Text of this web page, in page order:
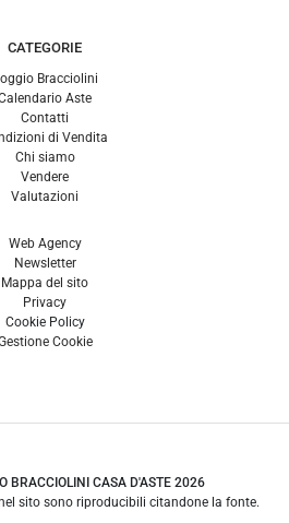
CATEGORIE
Bracciolini
Aste
Contatti
di Vendita
Chi siamo
Vendere
Valutazioni
Web Agency
Newsletter
Mappa del sito
Privacy
Cookie Policy
Cookie
BRACCIOLINI CASA D'ASTE 2026
sito sono riproducibili citandone la fonte.